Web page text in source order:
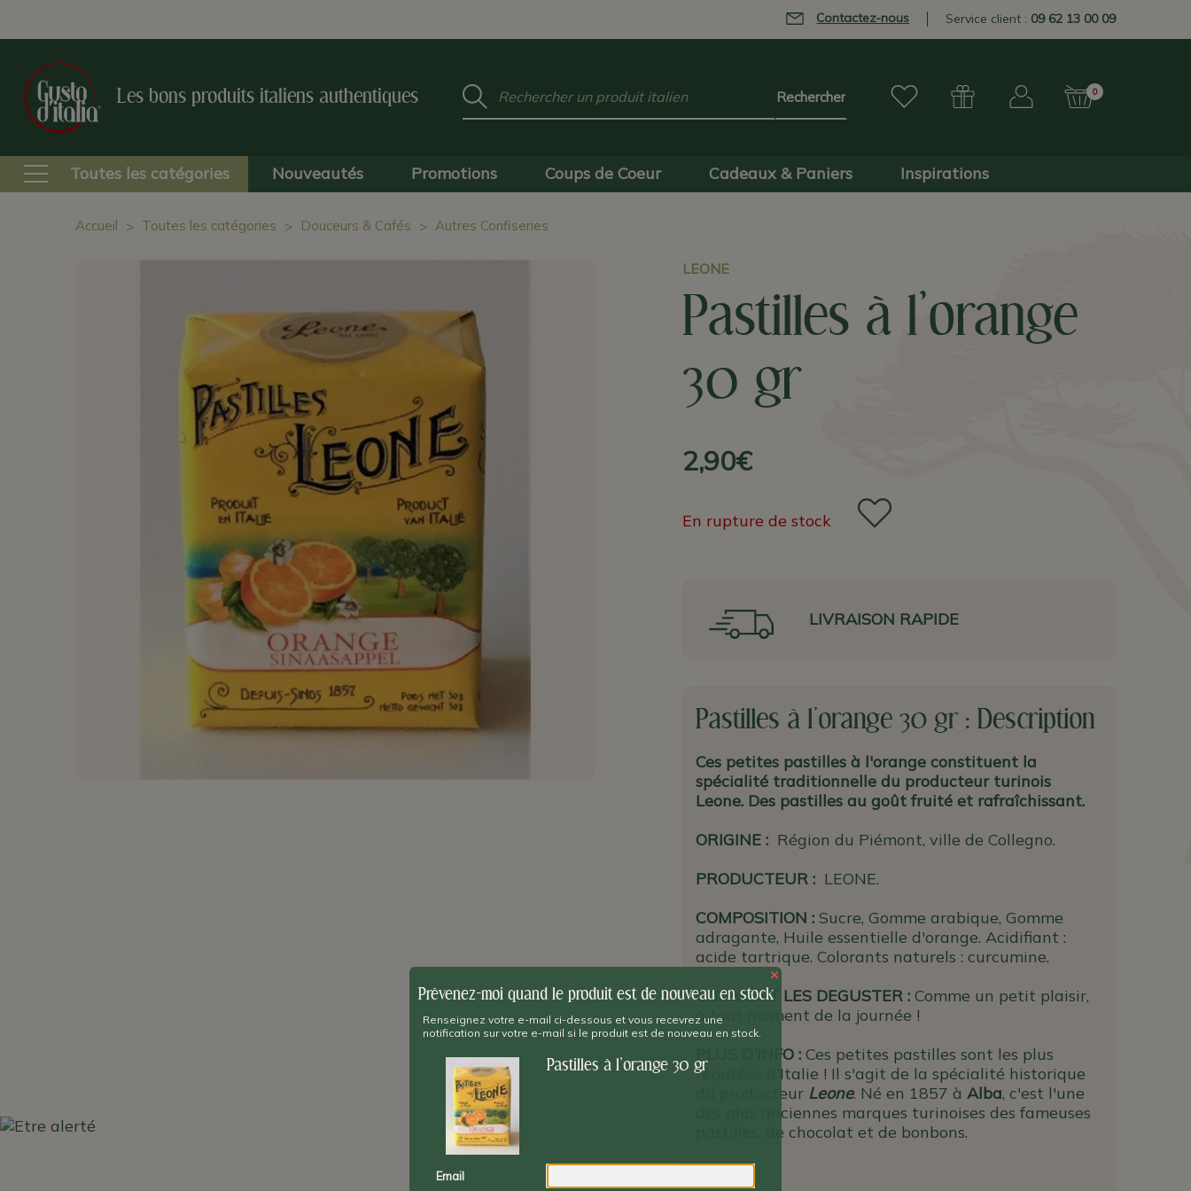
Contactez-nous Service client : 09 62 13 00 09
Les bons produits italiens authentiques 0
Mot
clé
Toutes les catégories Nouveautés Promotions Coups de Coeur Cadeaux & Paniers Inspirations
Accueil Toutes les catégories Douceurs & Cafés Autres Confiseries
LEONE
Pastilles à l'orange
30 gr
2,90€
En rupture de stock
LIVRAISON RAPIDE
Pastilles à l'orange 30 gr : Description
Ces petites pastilles à l'orange constituent la
spécialité traditionnelle du producteur turinois
Leone. Des pastilles au goût fruité et rafraîchissant.
ORIGINE : Région du Piémont, ville de Collegno.
PRODUCTEUR : LEONE.
COMPOSITION : Sucre, Gomme arabique, Gomme
adragante, Huile essentielle d'orange. Acidifiant :
acide tartrique. Colorants naturels : curcumine.
COMMENT LES DEGUSTER : Comme un petit plaisir,
à tout moment de la journée !
PLUS D'INFO : Ces petites pastilles sont les plus
réputées d'Italie ! Il s'agit de la spécialité historique
du producteur Leone. Né en 1857 à Alba, c'est l'une
des plus anciennes marques turinoises des fameuses
pastilles, de chocolat et de bonbons.
×
Prévenez-moi quand le produit est de nouveau en stock
Renseignez votre e-mail ci-dessous et vous recevrez une
notification sur votre e-mail si le produit est de nouveau en stock.
Pastilles à l'orange 30 gr
Email